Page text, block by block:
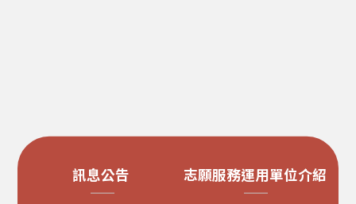
訊息公告 志願服務運用單位介紹